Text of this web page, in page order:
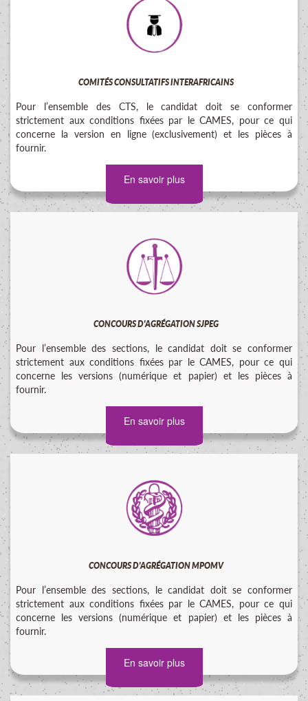
COMITÉS CONSULTATIFS INTERAFRICAINS
Pour l’ensemble des CTS, le candidat doit se conformer
strictement aux conditions fixées par le CAMES, pour ce qui
concerne la version en ligne (exclusivement) et les pièces à
fournir.
En savoir plus
CONCOURS D'AGRÉGATION SJPEG
Pour l’ensemble des sections, le candidat doit se conformer
strictement aux conditions fixées par le CAMES, pour ce qui
concerne les versions (numérique et papier) et les pièces à
fournir.
En savoir plus
CONCOURS D'AGRÉGATION MPOMV
Pour l’ensemble des sections, le candidat doit se conformer
strictement aux conditions fixées par le CAMES, pour ce qui
concerne les versions (numérique et papier) et les pièces à
fournir.
En savoir plus